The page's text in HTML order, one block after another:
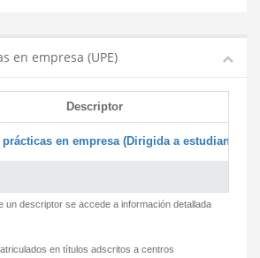
en empresa (UPE)
Descriptor
en empresa (Dirigida a estudiantes)
un descriptor se accede a información detallada
en títulos adscritos a centros